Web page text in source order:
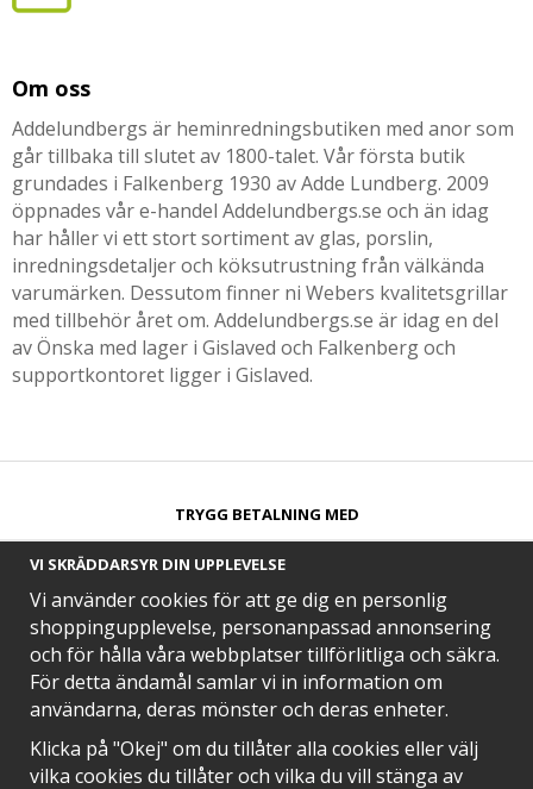
Om oss
Addelundbergs är heminredningsbutiken med anor som
går tillbaka till slutet av 1800-talet. Vår första butik
grundades i Falkenberg 1930 av Adde Lundberg. 2009
öppnades vår e-handel Addelundbergs.se och än idag
har håller vi ett stort sortiment av glas, porslin,
inredningsdetaljer och köksutrustning från välkända
varumärken. Dessutom finner ni Webers kvalitetsgrillar
med tillbehör året om. Addelundbergs.se är idag en del
av Önska med lager i Gislaved och Falkenberg och
supportkontoret ligger i Gislaved.
TRYGG BETALNING MED​
SNABB LEVERANS MED
VI SKRÄDDARSYR DIN UPPLEVELSE
Vi använder cookies för att ge dig en personlig
shoppingupplevelse, personanpassad annonsering
och för hålla våra webbplatser tillförlitliga och säkra.
För detta ändamål samlar vi in information om
användarna, deras mönster och deras enheter.
Klicka på "Okej" om du tillåter alla cookies eller välj
vilka cookies du tillåter och vilka du vill stänga av